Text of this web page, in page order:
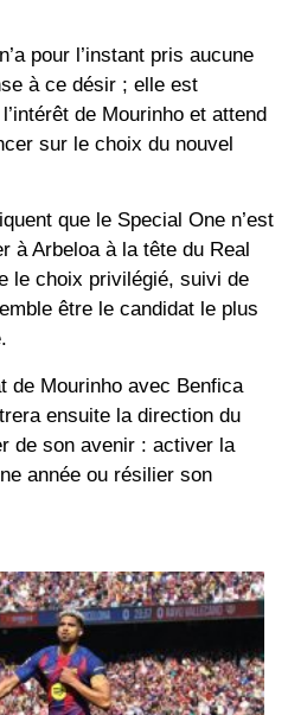
pour l’instant pris aucune
à ce désir ; elle est
de Mourinho et attend
sur le choix du nouvel
que le Special One n’est
à Arbeloa à la tête du Real
le choix privilégié, suivi de
être le candidat le plus
de Mourinho avec Benfica
ensuite la direction du
de son avenir : activer la
année ou résilier son